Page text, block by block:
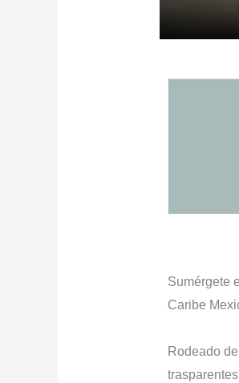
Sumérgete
Caribe
Rodeado